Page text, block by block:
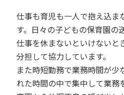
仕事も育児も一人で抱え込ま
す。日々の子どもの保育園の
仕事を休まないといけないと
分担して協力しています。
また時短勤務で業務時間が少
れた時間の中で集中して業務